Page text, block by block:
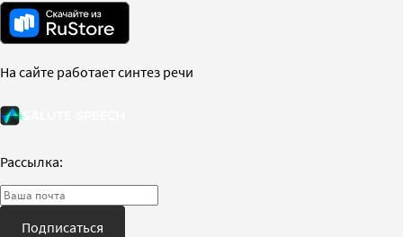
На сайте работает синтез речи
Рассылка:
Подписаться